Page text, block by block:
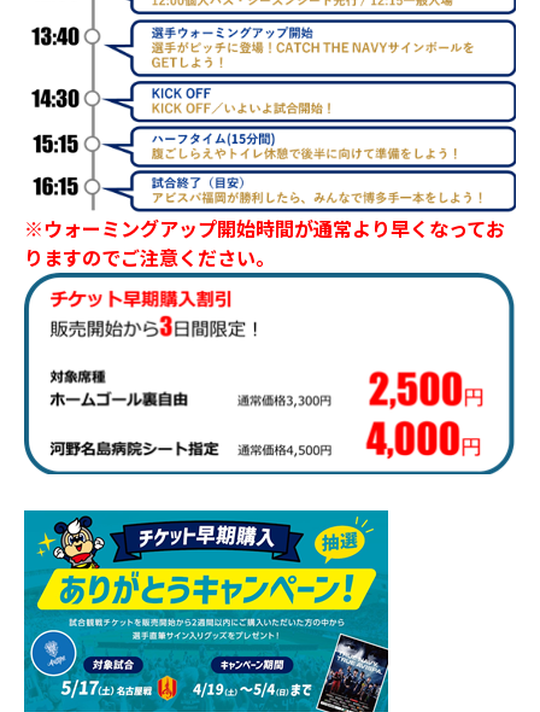
※ウォーミングアップ開始時間が通常より早くなってお
りますのでご注意ください。